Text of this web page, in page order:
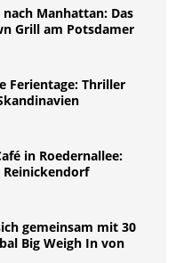
Manhattan: Das
Grill am Potsdamer
Ferientage: Thriller
in Roedernallee:
gemeinsam mit 30
Big Weigh In von